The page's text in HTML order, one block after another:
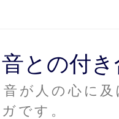
音との付
音が人の心に
ガです。